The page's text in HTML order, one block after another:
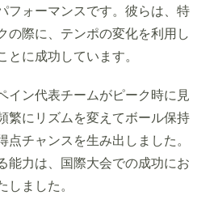
フォーマンスです。彼らは、特
の際に、テンポの変化を利用し
に成功しています。
イン代表チームがピーク時に見
繁にリズムを変えてボール保持
点チャンスを生み出しました。
能力は、国際大会での成功にお
ました。